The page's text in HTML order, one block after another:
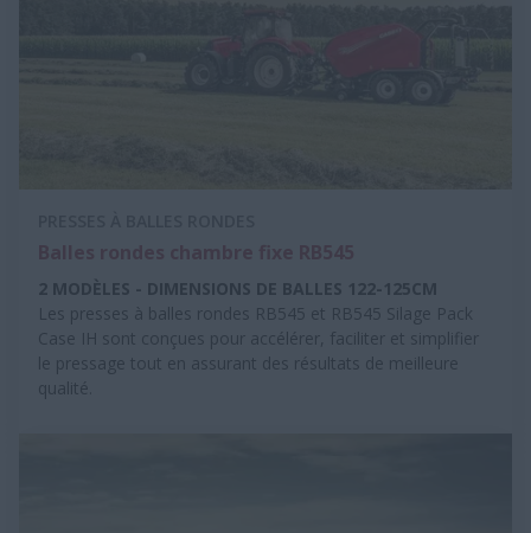
2 MODÈLES - DIMENSIONS DE BALLES 122-125CM
Les presses à balles rondes RB545 et RB545 Silage Pack
Case IH sont conçues pour accélérer, faciliter et simplifier
le pressage tout en assurant des résultats de meilleure
qualité.